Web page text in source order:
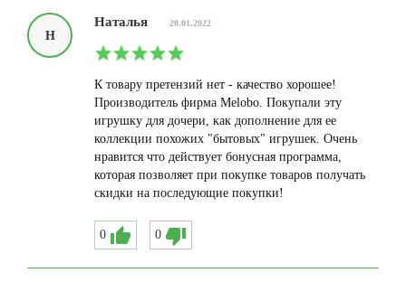
Н
Наталья 20.01.2022
К товару претензий нет - качество хорошее!
Производитель фирма Melobo. Покупали эту
игрушку для дочери, как дополнение для ее
коллекции похожих "бытовых" игрушек. Очень
нравится что действует бонусная программа,
которая позволяет при покупке товаров получать
скидки на последующие покупки!
0 0